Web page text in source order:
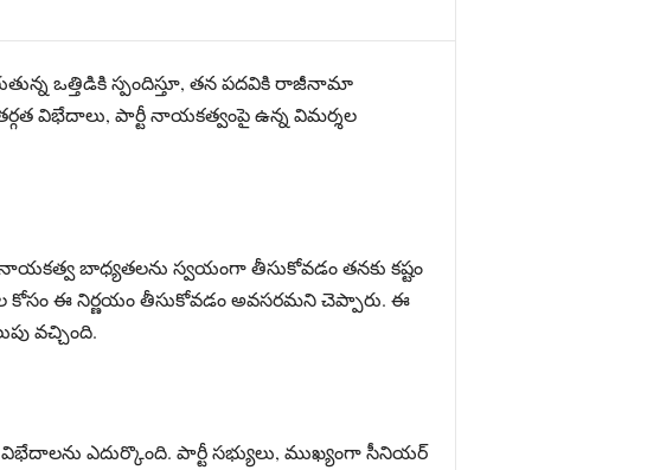
ఒత్తిడికి స్పందిస్తూ, తన పదవికి రాజీనామా
విభేదాలు, పార్టీ నాయకత్వంపై ఉన్న విమర్శల
బాధ్యతలను స్వయంగా తీసుకోవడం తనకు కష్టం
ఈ నిర్ణయం తీసుకోవడం అవసరమని చెప్పారు. ఈ
వచ్చింది.
ఎదుర్కొంది. పార్టీ సభ్యులు, ముఖ్యంగా సీనియర్‌